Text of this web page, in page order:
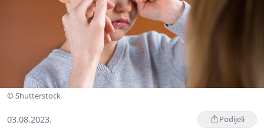
© Shutterstock
03.08.2023. Podijeli